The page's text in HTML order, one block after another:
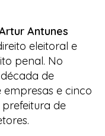
Antunes
eleitoral e
penal. No
de
e cinco
de